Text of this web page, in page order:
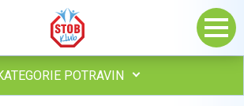
POTRAVIN